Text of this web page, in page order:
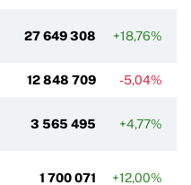
27 649 308 +18,76%
12 848 709 -5,04%
3 565 495 +4,77%
1 700 071 +12,00%